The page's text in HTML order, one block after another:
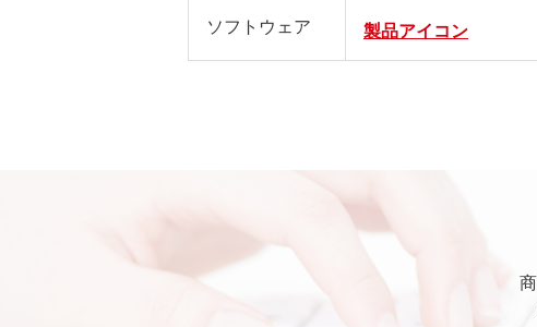
ソフトウェア 製品アイコン